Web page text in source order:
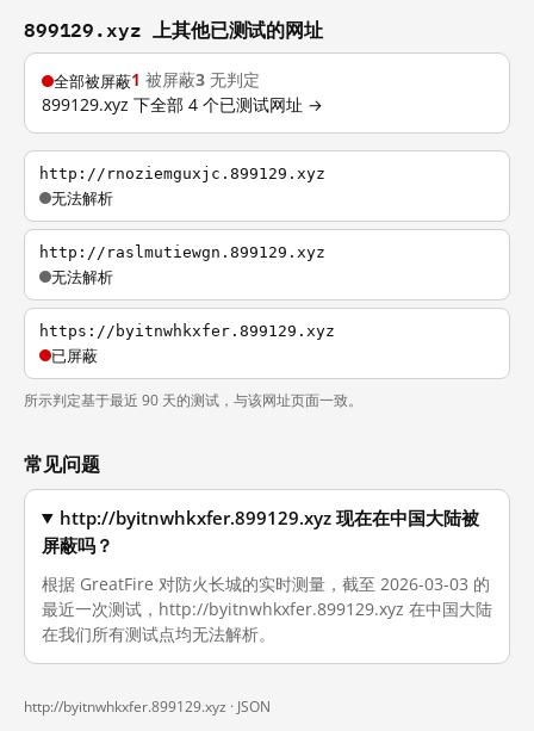
899129.xyz 上其他已测试的网址
全部被屏蔽1 被屏蔽3 无判定
899129.xyz 下全部 4 个已测试网址 →
http://rnoziemguxjc.899129.xyz
无法解析
http://raslmutiewgn.899129.xyz
无法解析
https://byitnwhkxfer.899129.xyz
已屏蔽
所示判定基于最近 90 天的测试，与该网址页面一致。
常见问题
http://byitnwhkxfer.899129.xyz 现在在中国大陆被
屏蔽吗？
根据 GreatFire 对防火长城的实时测量，截至 2026-03-03 的
最近一次测试，http://byitnwhkxfer.899129.xyz 在中国大陆
在我们所有测试点均无法解析。
http://byitnwhkxfer.899129.xyz · JSON